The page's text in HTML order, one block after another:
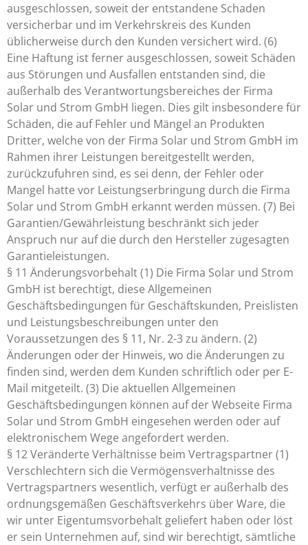
ausgeschlossen, soweit der entstandene Schaden
versicherbar und im Verkehrskreis des Kunden
üblicherweise durch den Kunden versichert wird. (6)
Eine Haftung ist ferner ausgeschlossen, soweit Schäden
aus Störungen und Ausfallen entstanden sind, die
außerhalb des Verantwortungsbereiches der Firma
Solar und Strom GmbH liegen. Dies gilt insbesondere für
Schäden, die auf Fehler und Mängel an Produkten
Dritter, welche von der Firma Solar und Strom GmbH im
Rahmen ihrer Leistungen bereitgestellt werden,
zurückzufuhren sind, es sei denn, der Fehler oder
Mangel hatte vor Leistungserbringung durch die Firma
Solar und Strom GmbH erkannt werden müssen. (7) Bei
Garantien/Gewährleistung beschränkt sich jeder
Anspruch nur auf die durch den Hersteller zugesagten
Garantieleistungen.
§ 11 Änderungsvorbehalt (1) Die Firma Solar und Strom
GmbH ist berechtigt, diese Allgemeinen
Geschäftsbedingungen für Geschäftskunden, Preislisten
und Leistungsbeschreibungen unter den
Voraussetzungen des § 11, Nr. 2-3 zu ändern. (2)
Änderungen oder der Hinweis, wo die Änderungen zu
finden sind, werden dem Kunden schriftlich oder per E-
Mail mitgeteilt. (3) Die aktuellen Allgemeinen
Geschäftsbedingungen können auf der Webseite Firma
Solar und Strom GmbH eingesehen werden oder auf
elektronischem Wege angefordert werden.
§ 12 Veränderte Verhältnisse beim Vertragspartner (1)
Verschlechtern sich die Vermögensverhaltnisse des
Vertragspartners wesentlich, verfügt er außerhalb des
ordnungsgemäßen Geschäftsverkehrs über Ware, die
wir unter Eigentumsvorbehalt geliefert haben oder löst
er sein Unternehmen auf, sind wir berechtigt, sämtliche